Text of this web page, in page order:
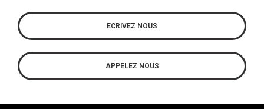
ECRIVEZ NOUS
APPELEZ NOUS